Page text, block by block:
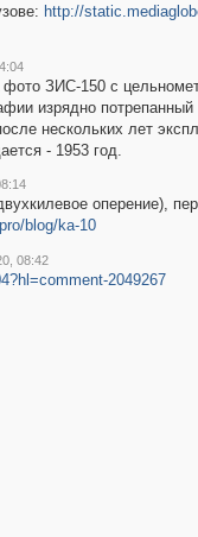
http://
ЗИС-150 с
изрядно
нескольких лет
- 1953 год.
оперение),
blog/ka-10
08:42
2049267